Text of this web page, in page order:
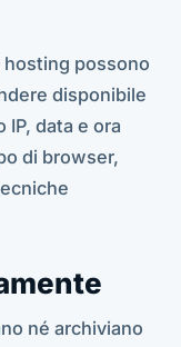
possono
disponibile
data e ora
di browser,
né archiviano